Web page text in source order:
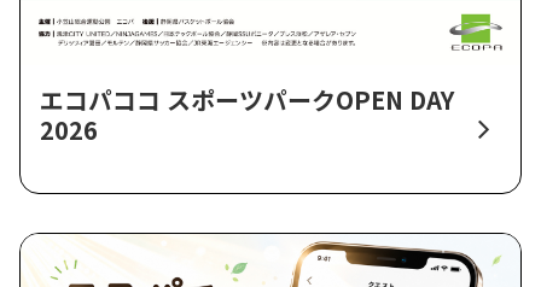
エコパココ スポーツパークOPEN DAY
2026